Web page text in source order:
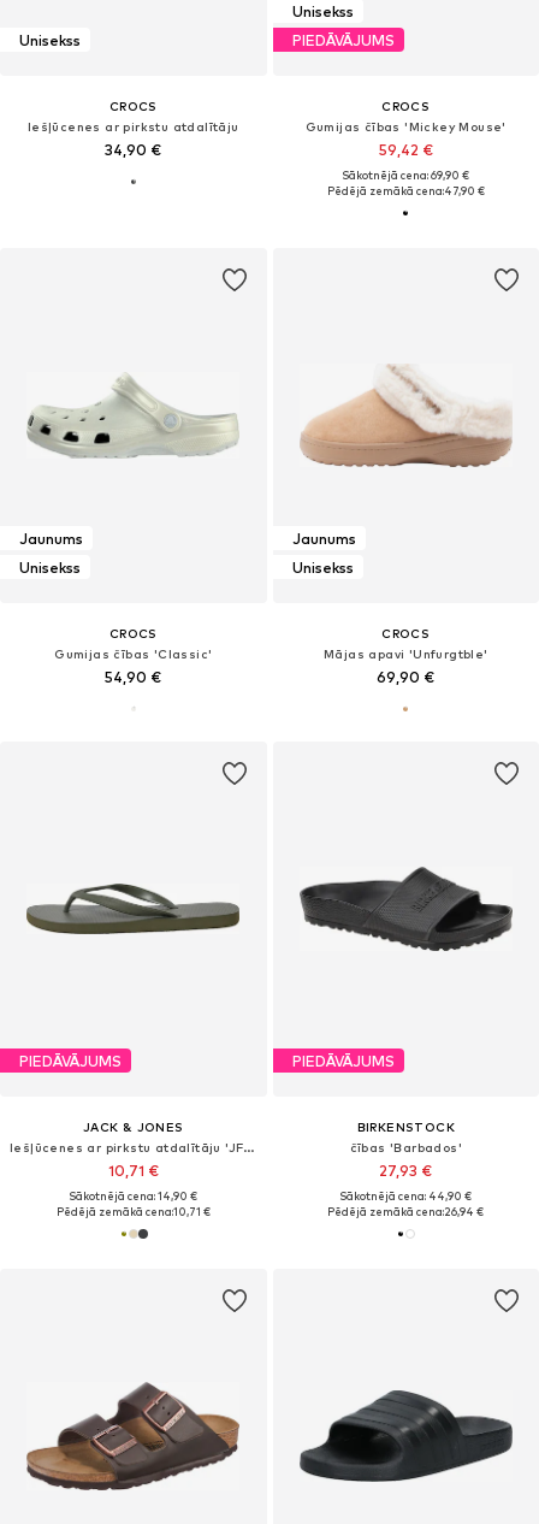
Unisekss
CROCS
Iešļūcenes ar pirkstu atdalītāju
34,90 €
Unisekss
PIEDĀVĀJUMS
CROCS
Gumijas čības 'Mickey Mouse'
59,42 €
Sākotnējā cena: 69,90 €
Pēdējā zemākā cena:47,90 €
Jaunums
Unisekss
CROCS
Gumijas čības 'Classic'
54,90 €
Jaunums
Unisekss
CROCS
Mājas apavi 'Unfurgtble'
69,90 €
PIEDĀVĀJUMS
JACK & JONES
Iešļūcenes ar pirkstu atdalītāju 'JFWSOLID'
10,71 €
Sākotnējā cena: 14,90 €
Pēdējā zemākā cena:10,71 €
PIEDĀVĀJUMS
BIRKENSTOCK
čības 'Barbados'
27,93 €
Sākotnējā cena: 44,90 €
Pēdējā zemākā cena:26,94 €